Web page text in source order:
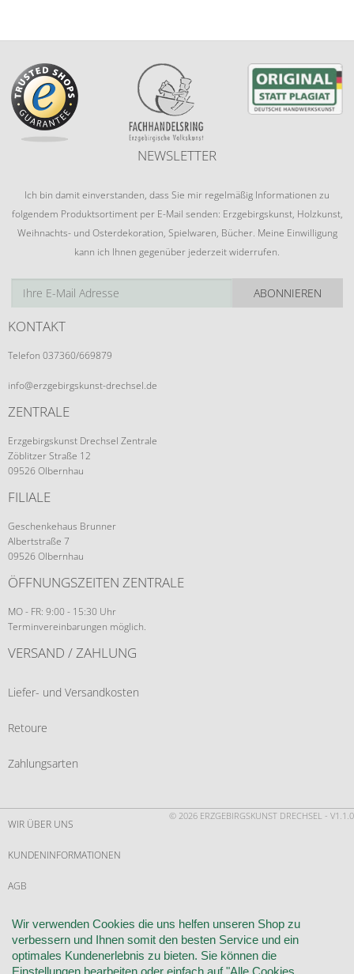
NEWSLETTER
Ich bin damit einverstanden, dass Sie mir regelmäßig Informationen zu
folgendem Produktsortiment per E-Mail senden: Erzgebirgskunst, Holzkunst,
Weihnachts- und Osterdekoration, Spielwaren, Bücher. Meine Einwilligung
kann ich Ihnen gegenüber jederzeit widerrufen.
ABONNIEREN
KONTAKT
Telefon 037360/669879
info@erzgebirgskunst-drechsel.de
ZENTRALE
Erzgebirgskunst Drechsel Zentrale
Zöblitzer Straße 12
09526 Olbernhau
FILIALE
Geschenkehaus Brunner
Albertstraße 7
09526 Olbernhau
ÖFFNUNGSZEITEN ZENTRALE
MO - FR: 9:00 - 15:30 Uhr
Terminvereinbarungen möglich.
VERSAND / ZAHLUNG
Liefer- und Versandkosten
Retoure
Zahlungsarten
© 2026 ERZGEBIRGSKUNST DRECHSEL - V1.1.0
WIR ÜBER UNS
KUNDENINFORMATIONEN
AGB
WIDERRUF
VERTRAG WIDERRUFEN
Wir verwenden Cookies die uns helfen unseren Shop zu
verbessern und Ihnen somit den besten Service und ein
optimales Kundenerlebnis zu bieten. Sie können die
Einstellungen bearbeiten oder einfach auf "Alle Cookies